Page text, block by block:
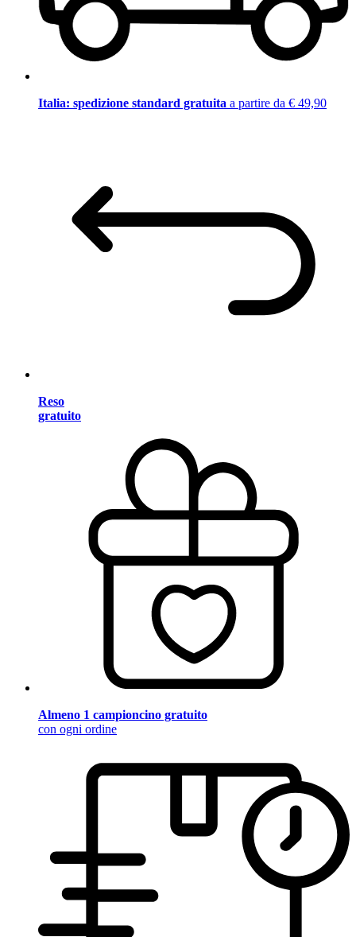
Italia: spedizione standard gratuita a partire da € 49,90
Reso
gratuito
Almeno 1 campioncino gratuito
con ogni ordine